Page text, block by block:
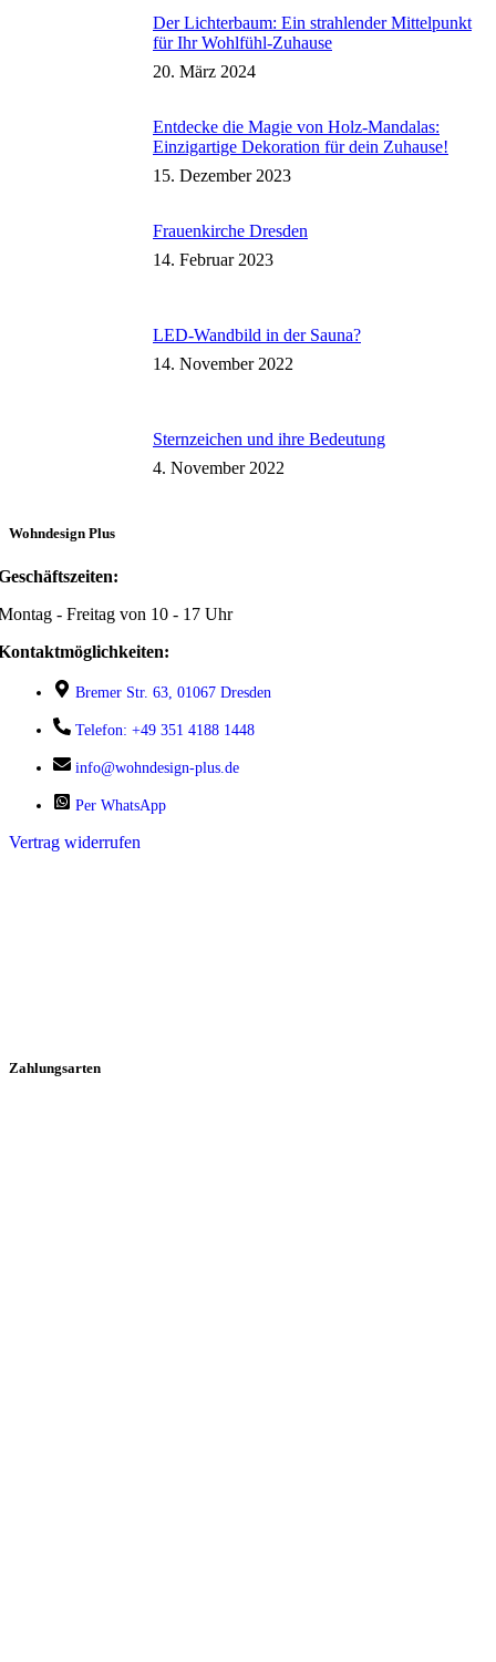
Der Lichterbaum: Ein strahlender Mittelpunkt
für Ihr Wohlfühl-Zuhause
20. März 2024
Entdecke die Magie von Holz-Mandalas:
Einzigartige Dekoration für dein Zuhause!
15. Dezember 2023
Frauenkirche Dresden
14. Februar 2023
LED-Wandbild in der Sauna?
14. November 2022
Sternzeichen und ihre Bedeutung
4. November 2022
Wohndesign Plus
- Freitag von 10 - 17 Uhr
Bremer Str. 63, 01067 Dresden
Telefon: +49 351 4188 1448
info@wohndesign-plus.de
Per WhatsApp
Vertrag widerrufen
Zahlungsarten